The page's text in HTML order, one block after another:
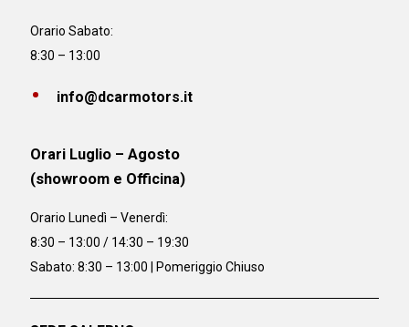
Orario Sabato:
8:30 – 13:00
info@dcarmotors.it
Orari Luglio – Agosto
(showroom e Officina)
Orario Lunedì – Venerdì:
8:30 – 13:00 / 14:30 – 19:30
Sabato: 8:30 – 13:00 | Pomeriggio Chiuso